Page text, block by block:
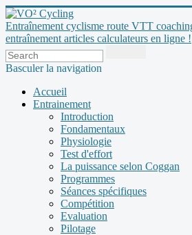
Entraînement cyclisme route VTT
entraînement articles calculateurs en ligne !
Basculer la navigation
Accueil
Entrainement
Introduction
Fondamentaux
Physiologie
Test d'effort
La puissance selon Coggan
Programmes
Séances spécifiques
Compétition
Evaluation
Pilotage